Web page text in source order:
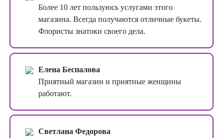
Более 10 лет пользуюсь услугами этого
магазина. Всегда получаются отличные букеты.
Флористы знатоки своего дела.
Елена Беспалова
Приятный магазин и приятные женщины
работают.
Светлана Федорова